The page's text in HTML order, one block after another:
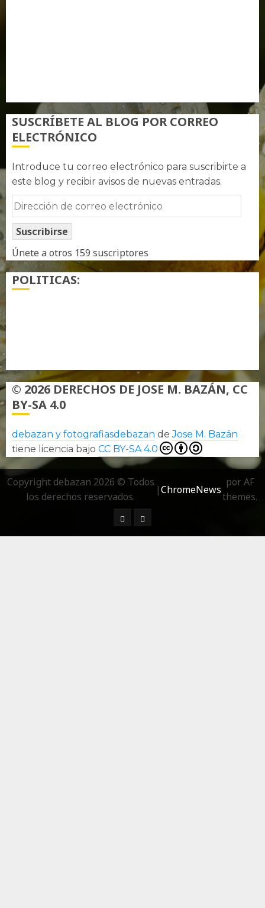
SUSCRÍBETE AL BLOG POR CORREO
ELECTRÓNICO
Introduce tu correo electrónico para suscribirte a
este blog y recibir avisos de nuevas entradas.
Dirección
de
correo
electrónico
Suscribirse
Únete a otros 159 suscriptores
POLITICAS:
© 2026 DERECHOS DE JOSE M. BAZÁN, CC
BY-SA 4.0
debazan y fotografiasdebazan deJose M. Bazán
tiene licencia bajo CC BY-SA 4.0
Copyright debazan 2026 © Todos
los derechos reservados.
|ChromeNews
por AF
themes.
¿ Quién soy…?
Más información sobre las